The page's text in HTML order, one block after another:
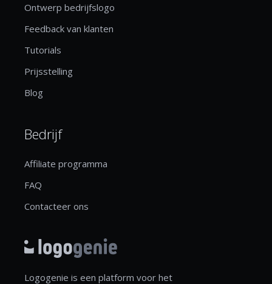
Ontwerp bedrijfslogo
Feedback van klanten
Tutorials
Prijsstelling
Blog
Bedrijf
Affiliate programma
FAQ
Contacteer ons
Logogenie is een platform voor het